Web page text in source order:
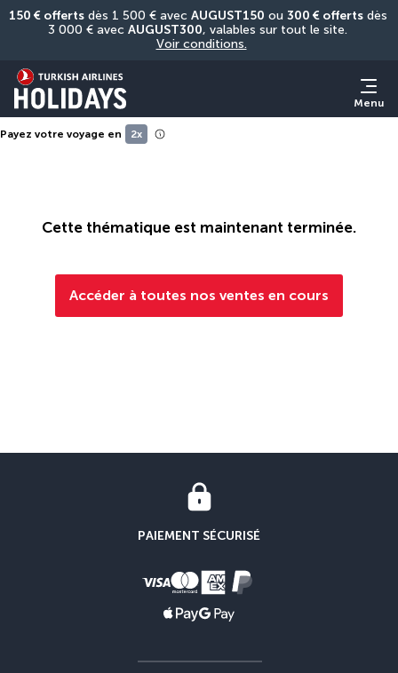
150 € offerts dès 1 500 € avec AUGUST150 ou 300 € offerts dès
3 000 € avec AUGUST300
Voir conditions.
Menu
Payez votre voyage en 2x
Cette thématique est maintenant terminée.
Accéder à toutes nos ventes en cours
PAIEMENT SÉCURISÉ